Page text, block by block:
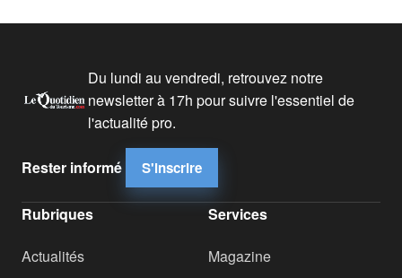
Du lundi au vendredi, retrouvez notre
newsletter à 17h pour suivre l'essentiel de
l'actualité pro.
Rester informé S'inscrire
Rubriques
Actualités
Services
Magazine